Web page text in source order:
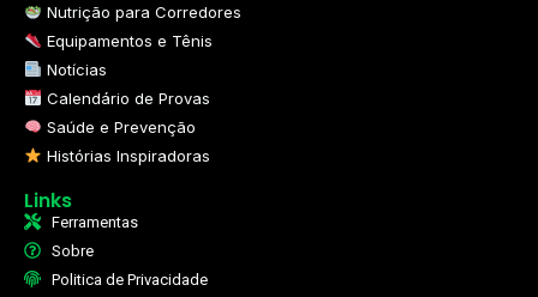
Nutrição para Corredores
Equipamentos e Tênis
Notícias
Calendário de Provas
Saúde e Prevenção
Histórias Inspiradoras
Links
Ferramentas
Sobre
Politica de Privacidade